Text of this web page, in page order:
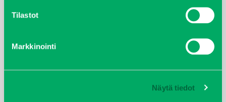
Tilastot
Markkinointi
Näytä tiedot